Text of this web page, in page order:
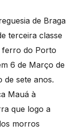
de Braga
terceira classe
ferro do Porto
6 de Março de
de sete anos.
Mauá à
que logo a
morros